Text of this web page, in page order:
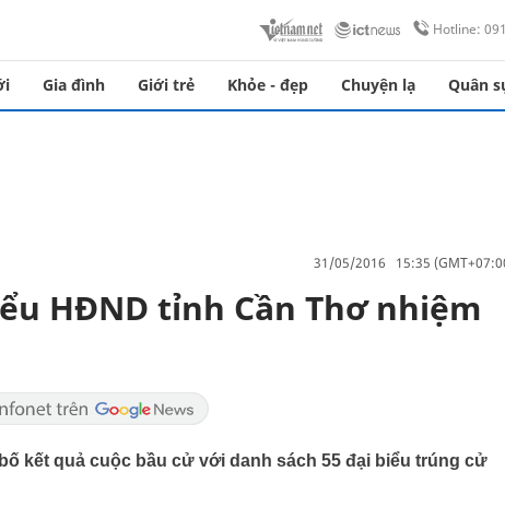
Hotline:
Gia đình Giới trẻ Khỏe - đẹp Chuyện lạ Quân
31/05/2016 15:35
HĐND tỉnh Cần Thơ nhiệm
kết quả cuộc bầu cử với danh sách 55 đại biểu trúng cử